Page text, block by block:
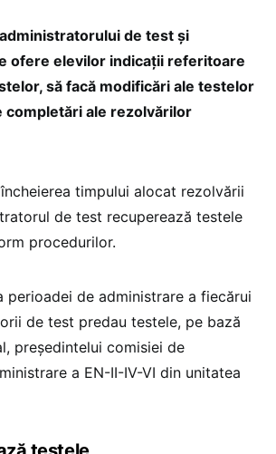
de test și
ofere elevilor indicații referitoare
să facă modificări ale testelor
completări ale rezolvărilor
timpului alocat rezolvării
de test recuperează testele
procedurilor.
perioadei de administrare a fiecărui
de test predau testele, pe bază
președintelui comisiei de
a EN-II-IV-VI din unitatea